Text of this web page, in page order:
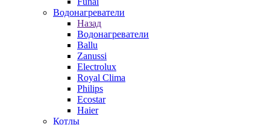
Водонагреватели
Назад
Водонагреватели
Ballu
Zanussi
Electrolux
Royal Clima
Philips
Ecostar
Haier
Котлы